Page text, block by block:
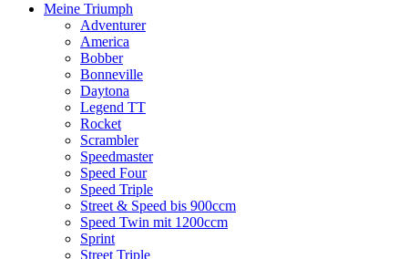
Meine Triumph
Adventurer
America
Bobber
Bonneville
Daytona
Legend TT
Rocket
Scrambler
Speedmaster
Speed Four
Speed Triple
Street & Speed bis 900ccm
Speed Twin mit 1200ccm
Sprint
Street Triple